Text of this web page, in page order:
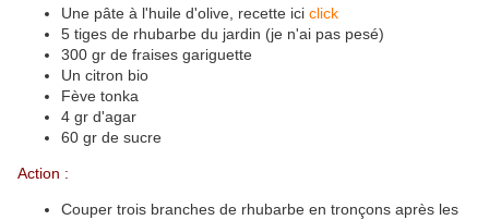
Une pâte à l'huile d'olive, recette ici click
5 tiges de rhubarbe du jardin (je n'ai pas pesé)
300 gr de fraises gariguette
Un citron bio
Fève tonka
4 gr d'agar
60 gr de sucre
Action :
Couper trois branches de rhubarbe en tronçons après les